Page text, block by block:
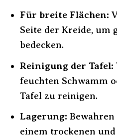
Für breite Flächen:
Seite der Kreide, um
bedecken.
Reinigung der Tafel:
feuchten Schwamm
Tafel zu reinigen.
Lagerung: Bewahren
einem trockenen